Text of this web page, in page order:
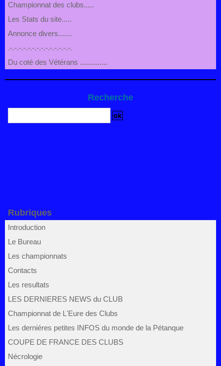
Championnat des clubs.....
Les Stats du site.....
Annonce divers.......
.-.-.-.-.-.-.-.-.-.-.-.-.-.-.
Du coté des Vétérans ..............
Recherche
Rubriques
Introduction
Le Bureau
Les championnats
Contacts
Les resultats
LES DERNIERES NEWS du CLUB
Championnat de L'Eure des Clubs
Les derniéres petites INFOS du monde de la Pétanque
COUPE DE FRANCE DES CLUBS
Nécrologie